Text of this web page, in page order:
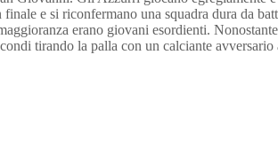
e si riconfermano una squadra dura da
erano giovani esordienti.
tirando la palla con un calciante